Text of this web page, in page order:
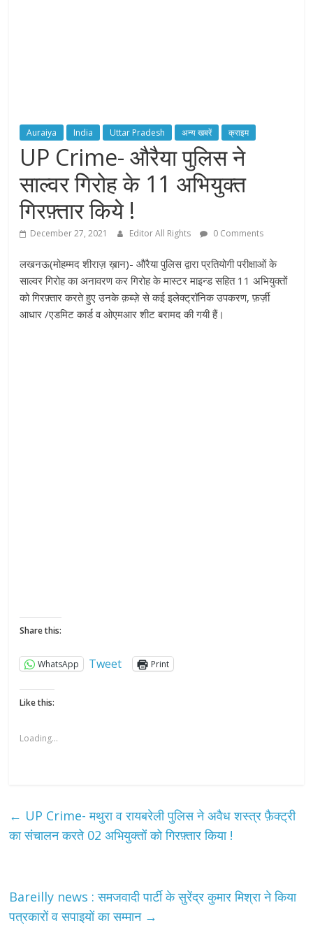
Auraiya India Uttar Pradesh अन्य खबरें क्राइम
UP Crime- औरैया पुलिस ने
साल्वर गिरोह के 11 अभियुक्त
गिरफ़्तार किये !
December 27, 2021 Editor All Rights 0 Comments
लखनऊ(मोहम्मद शीराज़ ख़ान)- औरैया पुलिस द्वारा प्रतियोगी परीक्षाओं के
साल्वर गिरोह का अनावरण कर गिरोह के मास्टर माइन्ड सहित 11 अभियुक्तों
को गिरफ़्तार करते हुए उनके क़ब्ज़े से कई इलेक्ट्रॉनिक उपकरण, फ़र्ज़ी
आधार /एडमिट कार्ड व ओएमआर शीट बरामद की गयी हैं।
Share this:
WhatsApp Tweet Print
Like this:
Loading...
← UP Crime- मथुरा व रायबरेली पुलिस ने अवैध शस्त्र फ़ैक्ट्री
का संचालन करते 02 अभियुक्तों को गिरफ़्तार किया !
Bareilly news : समजवादी पार्टी के सुरेंद्र कुमार मिश्रा ने किया
पत्रकारों व सपाइयों का सम्मान →